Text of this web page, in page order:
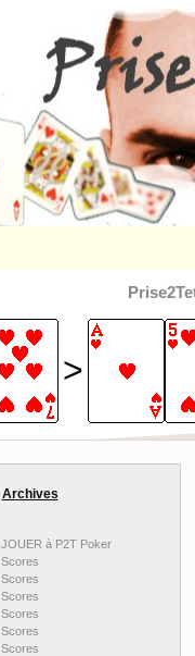
>
Archives
JOUER à P2T Poker
Scores
Scores
Scores
Scores
Scores
Scores